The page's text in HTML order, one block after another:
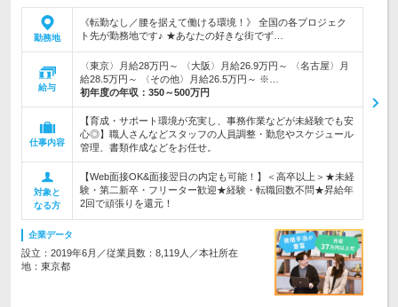
勤務地
《転勤なし／腰を据えて働ける環境！》 全国の各プロジェク
ト先が勤務地です♪ ★あなたの好きな街でず…
給与
〈東京〉月給28万円～ 〈大阪〉月給26.9万円～ 〈名古屋〉月
給28.5万円～ 〈その他〉月給26.5万円～ ※…
初年度の年収： 350～500万円
仕事内容
【育成・サポート環境が充実し、事務作業などが未経験でも安
心◎】職人さんなどスタッフの人員調整・勤怠やスケジュール
管理、書類作成などをお任せ。
対象と
なる方
【Web面接OK&面接翌日の内定も可能！】＜高卒以上＞★未経
験・第二新卒・フリーター歓迎★経験・転職回数不問★昇給年
2回で頑張りを還元！
企業データ
設立：2019年6月／従業員数：8,119人／本社所在
地：東京都